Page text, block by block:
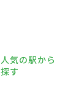
人気の駅から
探す